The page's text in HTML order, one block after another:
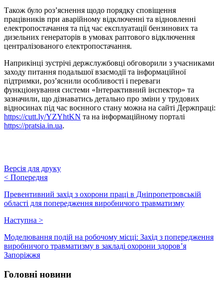
Також було роз’яснення щодо порядку сповіщення
працівників при аварійному відключенні та відновленні
електропостачання та під час експлуатації бензинових та
дизельних генераторів в умовах раптового відключення
централізованого електропостачання.
Наприкінці зустрічі держслужбовці обговорили з учасниками
заходу питання подальшої взаємодії та інформаційної
підтримки, роз’яснили особливості і переваги
функціонування системи «Інтерактивний інспектор» та
зазначили, що дізнаватись детально про зміни у трудових
відносинах під час воєнного стану можна на сайті Держпраці:
https://cutt.ly/YZYhtKN та на інформаційному порталі
https://pratsia.in.ua.
Версія для друку
< Попередня
Превентивний захід з охорони праці в Дніпропетровській
області для попередження виробничого травматизму
Наступна >
Моделювання подій на робочому місці: Захід з попередження
виробничого травматизму в закладі охорони здоров’я
Запоріжжя
Головні новини